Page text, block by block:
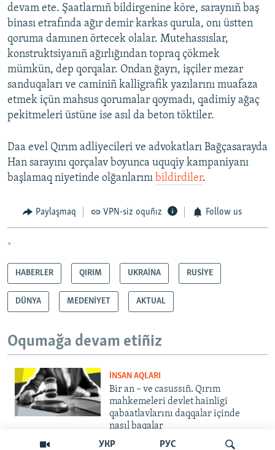
УКР РУС
devam ete. Şaatlarnıñ bildirgenine köre, saraynıñ baş
binası etrafında ağır demir karkas qurula, onı üstten
qoruma damınen örtecek olalar. Mutehassıslar,
konstruktsiyanıñ ağırlığından topraq çökmek
mümkün, dep qorqalar. Ondan ğayrı, işçiler mezar
sanduqaları ve caminiñ kalligrafik yazılarını muafaza
etmek içün mahsus qorumalar qoymadı, qadimiy ağaç
pekitmeleri üstüne ise asıl da beton töktiler.
Daa evel Qırım adliyecileri ve advokatları Bağçasarayda
Han sarayını qorçalav boyunca uquqiy kampaniyanı
başlamaq niyetinde olğanlarını bildirdiler.
Paylaşmaq VPN-siz oquñız Follow us
*
HABERLER QIRIM UKRAİNA RUSİYE
DÜNYA MEDENİYET AKTUAL
Oqumağa devam etiñiz
İNSAN AQLARI
Bir an – ve casussıñ. Qırım
mahkemeleri devlet hainligi
qabaatlavlarını daqqalar içinde
nasıl baqalar